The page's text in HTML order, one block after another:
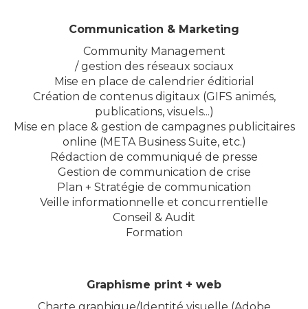
Communication & Marketing
Community Management
/ gestion des réseaux sociaux
Mise en place de calendrier éditiorial
Création de contenus digitaux (GIFS animés,
publications, visuels...)
Mise en place & gestion de campagnes publicitaires
online (META Business Suite, etc.)
Rédaction de communiqué de presse
Gestion de communication de crise
Plan + Stratégie de communication
Veille informationnelle et concurrentielle
Conseil & Audit
Formation
Graphisme print + web